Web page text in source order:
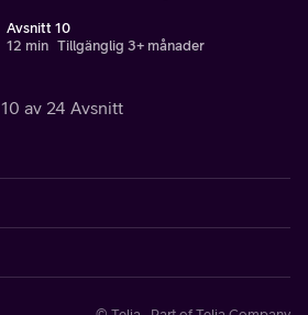
Avsnitt 10
12 min Tillgänglig 3+ månader
10 av 24 Avsnitt